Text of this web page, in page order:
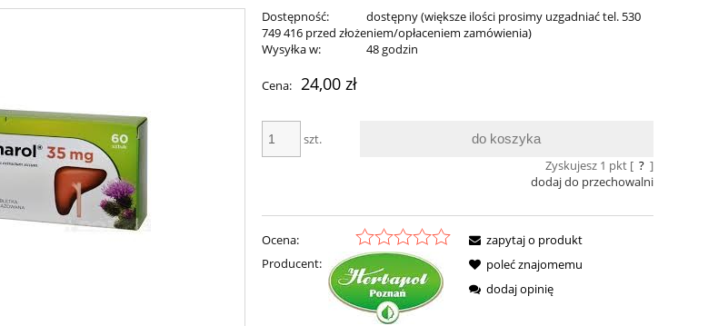
Dostępność:
dostępny (większe ilości prosimy uzgadniać tel. 530
749 416 przed złożeniem/opłaceniem zamówienia)
Wysyłka w:
48 godzin
Cena: 24,00 zł
szt. do koszyka
Zyskujesz 1 pkt [ ? ]
dodaj do przechowalni
Ocena:
Producent:
zapytaj o produkt
poleć znajomemu
dodaj opinię